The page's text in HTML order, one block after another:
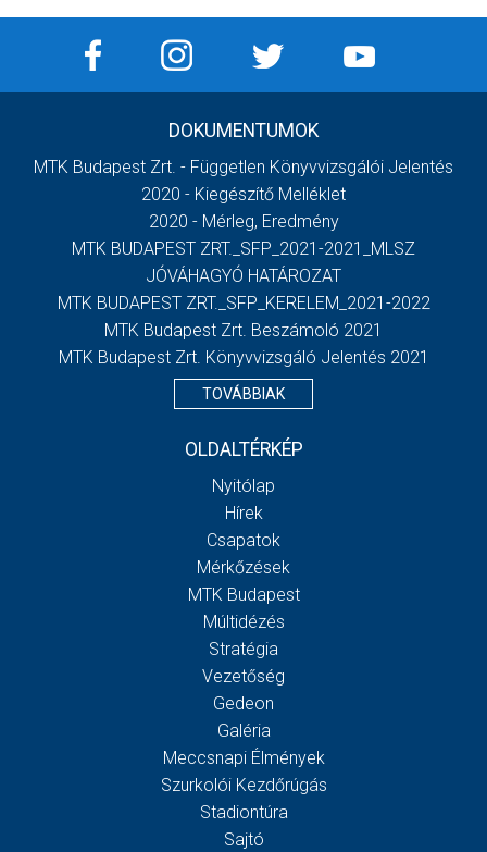
DOKUMENTUMOK
MTK Budapest Zrt. - Független Könyvvizsgálói Jelentés
2020 - Kiegészítő Melléklet
2020 - Mérleg, Eredmény
MTK BUDAPEST ZRT._SFP_2021-2021_MLSZ
JÓVÁHAGYÓ HATÁROZAT
MTK BUDAPEST ZRT._SFP_KERELEM_2021-2022
MTK Budapest Zrt. Beszámoló 2021
MTK Budapest Zrt. Könyvvizsgáló Jelentés 2021
TOVÁBBIAK
OLDALTÉRKÉP
Nyitólap
Hírek
Csapatok
Mérkőzések
MTK Budapest
Múltidézés
Stratégia
Vezetőség
Gedeon
Galéria
Meccsnapi Élmények
Szurkolói Kezdőrúgás
Stadiontúra
Sajtó